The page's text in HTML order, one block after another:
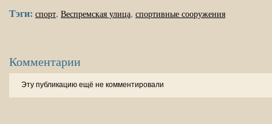
Тэги: спорт, Веспремская улица, спортивные сооружения
Комментарии
Эту публикацию ещё не комментировали